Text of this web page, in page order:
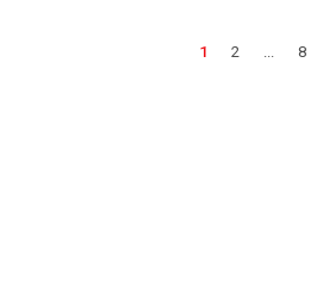
1 2 ... 8